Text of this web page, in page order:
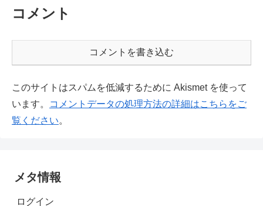
コメント
コメントを書き込む
このサイトはスパムを低減するために Akismet を使って
います。
コメントデータの処理方法の詳細はこちらをご
覧ください。
メタ情報
ログイン